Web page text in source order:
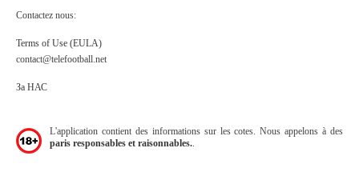
Contactez nous:
Terms of Use (EULA)
contact@telefootball.net
За НАС
L'application contient des informations sur les cotes. Nous appelons à des
paris responsables et raisonnables.